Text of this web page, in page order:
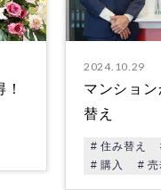
2024.10.29
マンショ
替え
# 住み替え
# 購入
# 売